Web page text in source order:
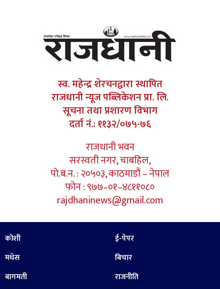
स्व. महेन्द्र शेरचनद्वारा स्थापित
राजधानी न्यूज पब्लिकेशन प्रा. लि.
सूचना तथा प्रशारण विभाग
दर्ता नं.: ११३२/०७५-७६
राजधानी भवन
सरस्वती नगर, चाबहिल,
पो.ब.न. : २०५०३, काठमाडौं – नेपाल
फोन : ९७७–०१–४८११०८०
rajdhaninews@gmail.com
कोशी
मधेस
बागमती
ई-पेपर
बिचार
राजनीति